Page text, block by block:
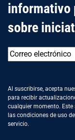
informativo
sobre
Correo
electrónico*
Al suscribirse, acepta
para recibir
cualquier momento. Este
las condiciones de uso
servicio.